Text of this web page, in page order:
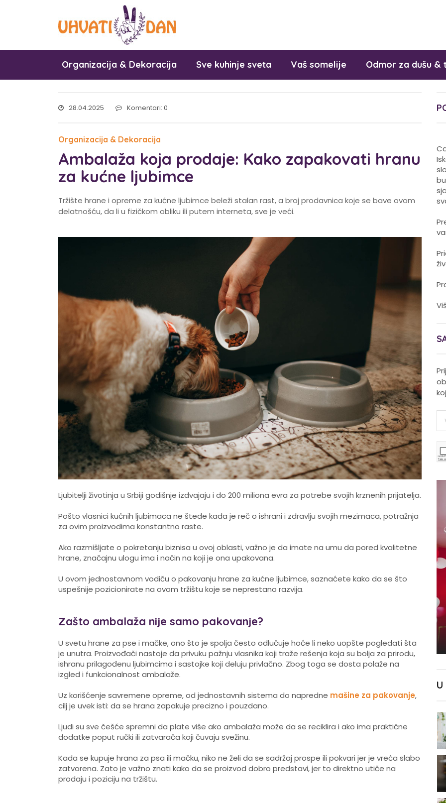
Organizacija & Dekoracija Sve kuhinje sveta Vaš somelije Odmor za dušu &
28.04.2025 Komentari: 0
Organizacija & Dekoracija
Ambalaža koja prodaje: Kako zapakovati hranu
za kućne ljubimce
Tržište hrane i opreme za kućne ljubimce beleži stalan rast, a broj prodavnica koje se bave ovom
delatnošću, da li u fizičkom obliku ili putem interneta, sve je veći.
Ljubitelji životinja u Srbiji godišnje izdvajaju i do 200 miliona evra za potrebe svojih krznenih prijatelja.
Pošto vlasnici kućnih ljubimaca ne štede kada je reč o ishrani i zdravlju svojih mezimaca, potražnja
za ovim proizvodima konstantno raste.
Ako razmišljate o pokretanju biznisa u ovoj oblasti, važno je da imate na umu da pored kvalitetne
hrane, značajnu ulogu ima i način na koji je ona upakovana.
U ovom jednostavnom vodiču o pakovanju hrane za kućne ljubimce, saznaćete kako da se što
uspešnije pozicionirate na ovom tržištu koje se neprestano razvija.
Zašto ambalaža nije samo pakovanje?
U svetu hrane za pse i mačke, ono što je spolja često odlučuje hoće li neko uopšte pogledati šta
je unutra. Proizvođači nastoje da privuku pažnju vlasnika koji traže rešenja koja su bolja za prirodu,
ishranu prilagođenu ljubimcima i sastojke koji deluju privlačno. Zbog toga se dosta polaže na
izgled i funkcionalnost ambalaže.
Uz korišćenje savremene opreme, od jednostavnih sistema do napredne mašine za pakovanje,
cilj je uvek isti: da se hrana zapakuje precizno i pouzdano.
Ljudi su sve češće spremni da plate više ako ambalaža može da se reciklira i ako ima praktične
dodatke poput ručki ili zatvarača koji čuvaju svežinu.
Kada se kupuje hrana za psa ili mačku, niko ne želi da se sadržaj prospe ili pokvari jer je vreća slabo
zatvorena. Zato je važno znati kako da se proizvod dobro predstavi, jer to direktno utiče na
prodaju i poziciju na tržištu.
U